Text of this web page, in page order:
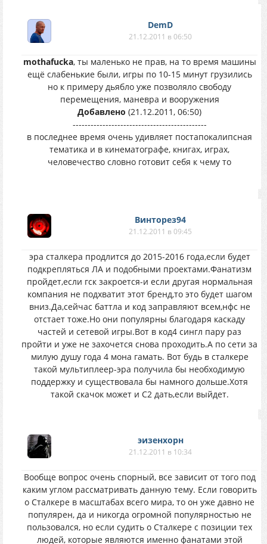
DemD
21.12.2011 в 06:50
mothafucka, ты маленько не прав, на то время машины
ещё слабенькие были, игры по 10-15 минут грузились
но к примеру дьябло уже позволяло свободу
перемещения, маневра и вооружения
Добавлено (21.12.2011, 06:50)
---------------------------------------------
в последнее время очень удивляет постапокалипсная
тематика и в кинематографе, книгах, играх,
человечество словно готовит себя к чему то
Винторез94
21.12.2011 в 09:45
эра сталкера продлится до 2015-2016 года,если будет
подкрепляться ЛА и подобными проектами.Фанатизм
пройдет,если гск закроется-и если другая нормальная
компания не подхватит этот бренд,то это будет шагом
вниз.Да,сейчас баттла и код заправляют всем,нфс не
отстает тоже.Но они популярны благодаря каскаду
частей и сетевой игры.Вот в код4 сингл пару раз
пройти и уже не захочется снова проходить.А по сети за
милую душу года 4 мона гамать. Вот будь в сталкере
такой мультиплеер-эра получила бы необходимую
поддержку и существовала бы намного дольше.Хотя
такой скачок может и С2 дать,если выйдет.
эизенхорн
21.12.2011 в 10:34
Вообще вопрос очень спорный, все зависит от того под
каким углом рассматривать данную тему. Если говорить
о Сталкере в масштабах всего мира, то он уже давно не
популярен, да и никогда огромной популярностью не
пользовался, но если судить о Сталкере с позиции тех
людей, которые являются именно фанатами этой